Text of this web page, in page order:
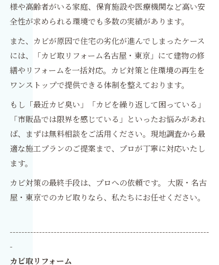
様や高齢者がいる家庭、保育施設や医療機関など高い安
全性が求められる環境でも多数の実績があります。
また、カビが原因で住宅の劣化が進んでしまったケース
には、「カビ取リフォーム名古屋・東京」にて建物の修
繕やリフォームを一括対応。カビ対策と住環境の再生を
ワンストップで提供できる体制を整えております。
もし「最近カビ臭い」「カビを繰り返して困っている」
「市販品では限界を感じている」といったお悩みがあれ
ば、まずは無料相談をご活用ください。現地調査から最
適な施工プランのご提案まで、プロが丁寧に対応いたし
ます。
カビ対策の最終手段は、プロへの依頼です。 大阪・名古
屋・東京でのカビ取りなら、私たちにお任せください。
--------------------------------------------------------------------
-
カビ取リフォーム